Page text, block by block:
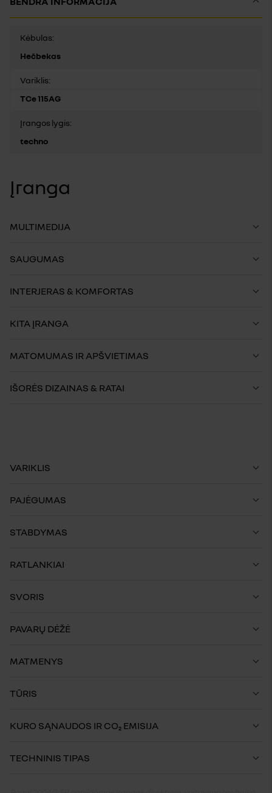
Kėbulas:
Hečbekas
Variklis:
TCe 115AG
Įrangos lygis:
techno
Įranga
MULTIMEDIJA
SAUGUMAS
INTERJERAS & KOMFORTAS
KITA ĮRANGA
MATOMUMAS IR APŠVIETIMAS
IŠORĖS DIZAINAS & RATAI
VARIKLIS
PAJĖGUMAS
STABDYMAS
RATLANKIAI
SVORIS
PAVARŲ DĖŽĖ
MATMENYS
TŪRIS
KURO SĄNAUDOS IR CO₂ EMISIJA
TECHNINIS TIPAS